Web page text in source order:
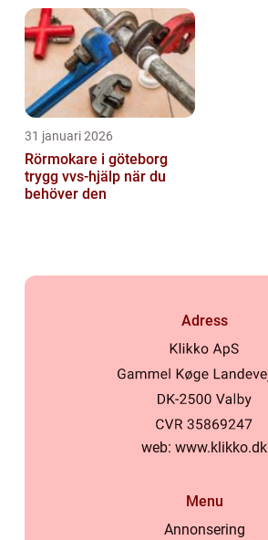
31 januari 2026
Rörmokare i göteborg
trygg vvs-hjälp när du
behöver den
Adress
web: www.klikko.dk
Menu
Annonsering